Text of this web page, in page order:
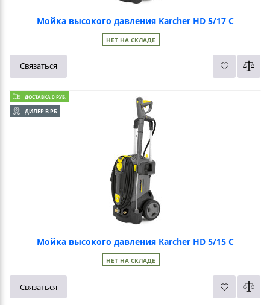
Мойка высокого давления Karcher HD 5/17 C
НЕТ НА СКЛАДЕ
Связаться
ДОСТАВКА 0 РУБ.
ДИЛЕР В РБ
Мойка высокого давления Karcher HD 5/15 C
НЕТ НА СКЛАДЕ
Связаться